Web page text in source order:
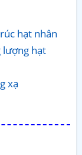
hạt nhân
lượng hạt
xạ